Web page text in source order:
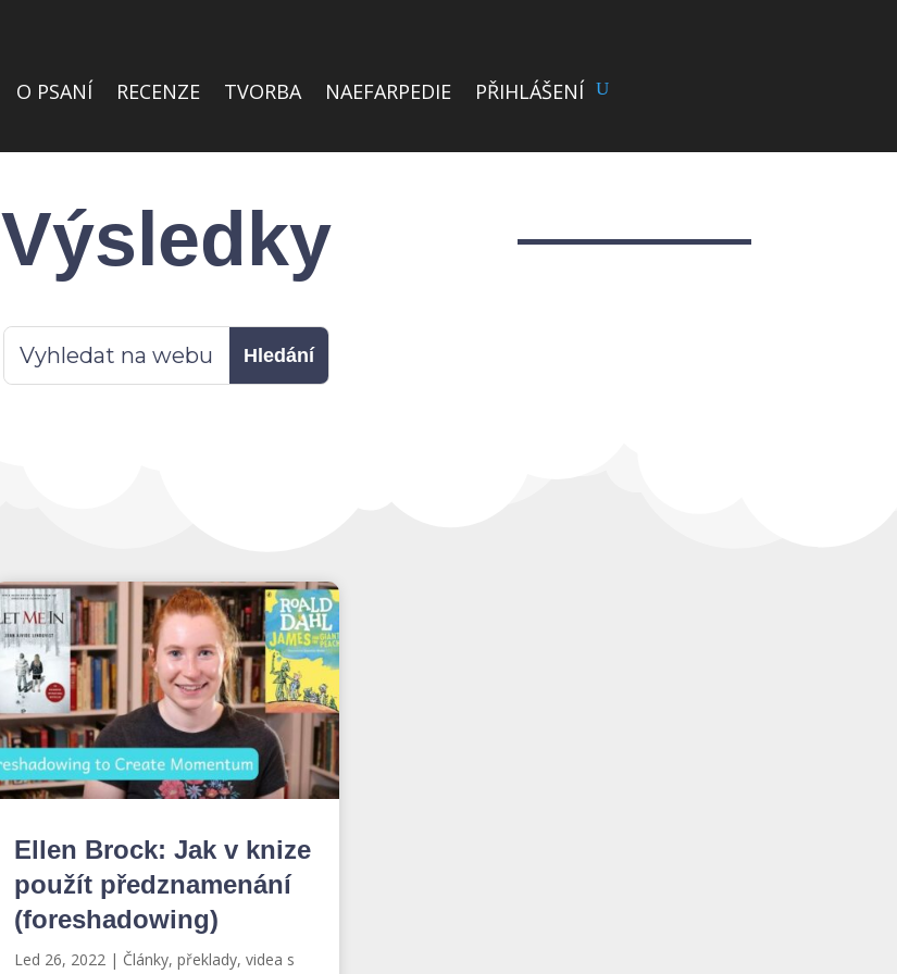
O PSANÍ RECENZE TVORBA NAEFARPEDIE PŘIHLÁŠENÍ
Výsledky
Ellen Brock: Jak v knize
použít předznamenání
(foreshadowing)
Led 26, 2022 | Články, překlady, videa s